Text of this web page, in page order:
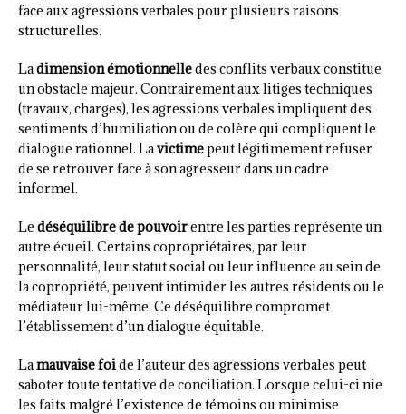
face aux agressions verbales pour plusieurs raisons
structurelles.
Ladimension émotionnelledes conflits verbaux constitue
un obstacle majeur. Contrairement aux litiges techniques
(travaux, charges), les agressions verbales impliquent des
sentiments d’humiliation ou de colère qui compliquent le
dialogue rationnel. Lavictimepeut légitimement refuser
de se retrouver face à son agresseur dans un cadre
informel.
Le déséquilibre de pouvoirentre les parties représente un
autre écueil. Certains copropriétaires, par leur
personnalité, leur statut social ou leur influence au sein de
la copropriété, peuvent intimider les autres résidents ou le
médiateur lui-même. Ce déséquilibre compromet
l’établissement d’un dialogue équitable.
Lamauvaise foide l’auteur des agressions verbales peut
saboter toute tentative de conciliation. Lorsque celui-ci nie
les faits malgré l’existence de témoins ou minimise